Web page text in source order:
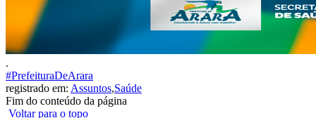
.
#PrefeituraDeArara
registrado em: Assuntos,Saúde
Fim do conteúdo da página
Voltar para o topo